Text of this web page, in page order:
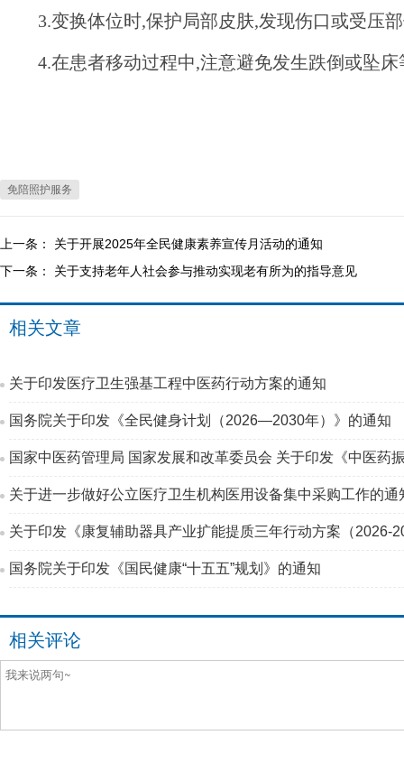
3.变换体位时,保护局部皮肤,发现伤口或受压
4.在患者移动过程中,注意避免发生跌倒或坠床
免陪照护服务
上一条： 关于开展2025年全民健康素养宣传月活动的通知
下一条： 关于支持老年人社会参与推动实现老有所为的指导意见
相关文章
关于印发医疗卫生强基工程中医药行动方案的通知
国务院关于印发《全民健身计划（2026—2030年）》的通知
国家中医药管理局 国家发展和改革委员会 关于印发《中医药
关于进一步做好公立医疗卫生机构医用设备集中采购工作的通
关于印发《康复辅助器具产业扩能提质三年行动方案（2026-
国务院关于印发《国民健康“十五五”规划》的通知
相关评论